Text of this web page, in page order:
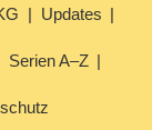
Updates
Serien A–Z